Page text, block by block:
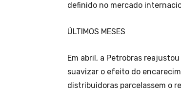
definido no mercado
ÚLTIMOS MESES
Em abril, a Petrobras reajustou
suavizar o efeito do
distribuidoras parcelassem o